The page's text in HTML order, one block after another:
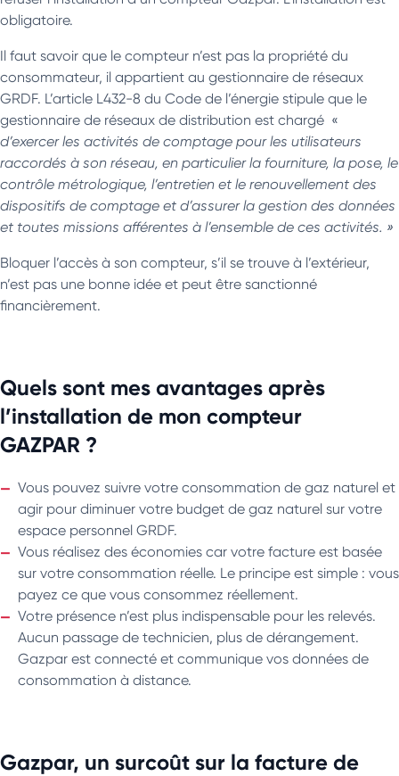
obligatoire.
Il faut savoir que le compteur n’est pas la propriété du
consommateur, il appartient au gestionnaire de réseaux
GRDF. L’article L432-8 du Code de l’énergie stipule que le
gestionnaire de réseaux de distribution est chargé «
d’exercer les activités de comptage pour les utilisateurs
raccordés à son réseau, en particulier la fourniture, la pose, le
contrôle métrologique, l’entretien et le renouvellement des
dispositifs de comptage et d’assurer la gestion des données
et toutes missions afférentes à l’ensemble de ces activités. »
Bloquer l’accès à son compteur, s’il se trouve à l’extérieur,
n’est pas une bonne idée et peut être sanctionné
financièrement.
Quels sont mes avantages après
l’installation de mon compteur
GAZPAR ?
Vous pouvez suivre votre consommation de gaz naturel et
agir pour diminuer votre budget de gaz naturel sur votre
espace personnel GRDF.
Vous réalisez des économies car votre facture est basée
sur votre consommation réelle. Le principe est simple : vous
payez ce que vous consommez réellement.
Votre présence n’est plus indispensable pour les relevés.
Aucun passage de technicien, plus de dérangement.
Gazpar est connecté et communique vos données de
consommation à distance.
Gazpar, un surcoût sur la facture de